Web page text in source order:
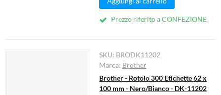
Prezzo riferito a CONFEZIONE
SKU: BRODK11202
Marca: Brother
Brother - Rotolo 300 Etichette 62 x
100 mm - Nero/Bianco - DK-11202